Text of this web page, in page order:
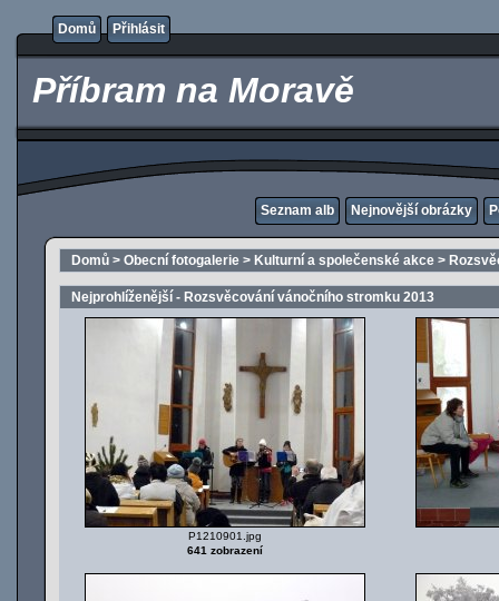
Domů Přihlásit
Příbram na Moravě
Seznam alb Nejnovější obrázky
Domů > Obecní fotogalerie > Kulturní a společenské akce >
Nejprohlíženější - Rozsvěcování vánočního stromku 2013
P1210901.jpg
641 zobrazení